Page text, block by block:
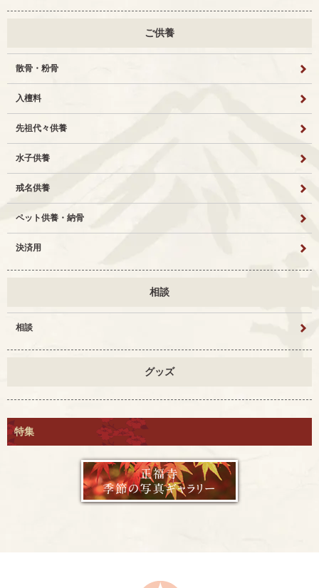
ご供養
散骨・粉骨
入檀料
先祖代々供養
水子供養
戒名供養
ペット供養・納骨
決済用
相談
相談
グッズ
特集